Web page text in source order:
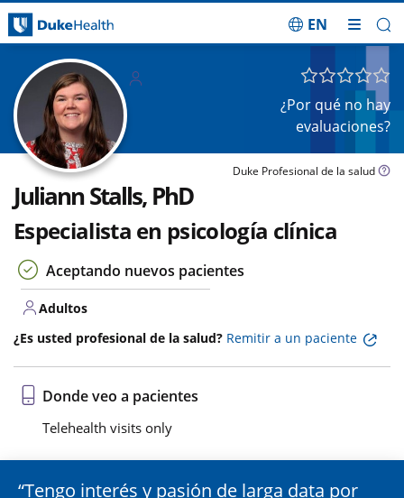
EN
¿Por qué no hay
evaluaciones?
Duke Profesional de la salud
Juliann Stalls, PhD
Especialista en psicología clínica
Aceptando nuevos pacientes
Adultos
¿Es usted profesional de la salud? Remitir a un paciente
Donde veo a pacientes
Telehealth visits only
Tengo interés y pasión de larga data por